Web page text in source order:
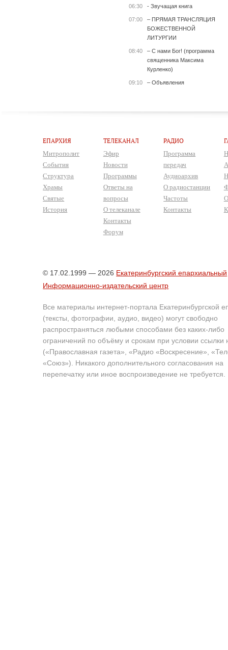
06:30 - Звучащая книга
07:00
– ПРЯМАЯ ТРАНСЛЯЦИЯ
БОЖЕСТВЕННОЙ
ЛИТУРГИИ
08:40
– С нами Бог! (программа
священника Максима
Курленко)
09:10 – Объявления
ЕПАРХИЯ
Митрополит
События
Структура
Храмы
Святые
История
ТЕЛЕКАНАЛ
Эфир
Новости
Программы
Ответы на
вопросы
О телеканале
Контакты
Форум
РАДИО
Программа
передач
Аудиоархив
О радиостанции
Частоты
Контакты
© 17.02.1999 — 2026 Екатеринбургский епархиальный
Информационно-издательский центр
Все материалы интернет-портала Екатеринбургской
(тексты, фотографии, аудио, видео) могут свободно
распространяться любыми способами без каких-либо
ограничений по объёму и срокам при условии ссылки
(«Православная газета», «Радио «Воскресение»,
«Союз»). Никакого дополнительного согласования на
перепечатку или иное воспроизведение не требуется.